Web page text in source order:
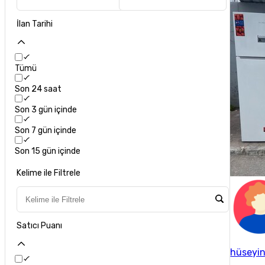
İlan Tarihi
Tümü
Son 24 saat
Son 3 gün içinde
Son 7 gün içinde
Son 15 gün içinde
Kelime ile Filtrele
Satıcı Puanı